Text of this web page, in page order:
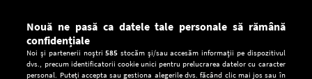
Descarcă gratuit aplicaţia Europa FM pentru smartphone:
Nouă ne pasă ca datele tale personale să rămână
confidențiale
Noi și partenerii noștri585 stocăm și/sau accesăm informații pe dispozitivul
dvs., precum identificatorii cookie unici pentru prelucrarea datelor cu caracter
personal. Puteți accepta sau gestiona alegerile dvs. făcând clic mai jos sau în